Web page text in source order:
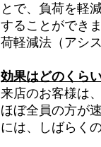
とで、負荷を軽
することができ
荷軽減法（アシ
効果はどのくら
来店のお客様は
ほぼ全員の方が
には、しばらく